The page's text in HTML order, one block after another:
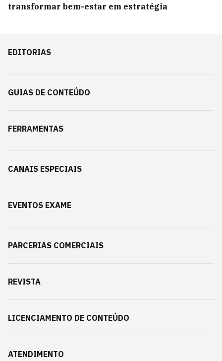
transformar bem-estar em estratégia
EDITORIAS
GUIAS DE CONTEÚDO
FERRAMENTAS
CANAIS ESPECIAIS
EVENTOS EXAME
PARCERIAS COMERCIAIS
REVISTA
LICENCIAMENTO DE CONTEÚDO
ATENDIMENTO